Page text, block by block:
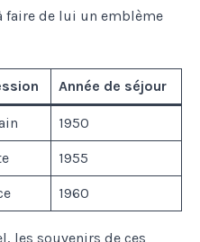
faire de lui un emblème
Année de séjour
1950
1955
1960
les souvenirs de ces